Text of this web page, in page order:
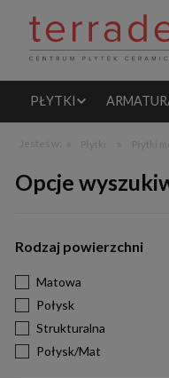
PŁYTKI
Opcje
Rodzaj powierzchni
Matowa
Połysk
Strukturalna
Połysk/Mat